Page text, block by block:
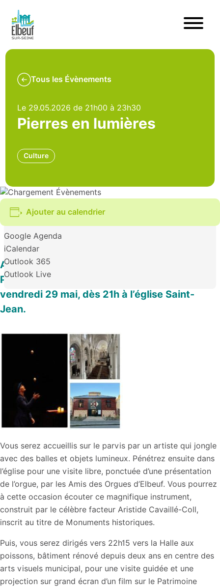
Tous les Évènements
Le 29.05.2026 de 21h00 à 23h30
Pierres en lumières
Culture
Ajouter au calendrier
Google Agenda
iCalendar
Outlook 365
Outlook Live
A l’occasion du festival normand du
Patrimoine, la Ville vous donne rendez-vous
vendredi 29 mai, dès 21h à l’église Saint-
Jean.
Vous serez accueillis sur le parvis par un artiste qui jongle
avec des balles et objets lumineux. Pénétrez ensuite dans
l’église pour une visite libre, ponctuée d’une présentation
de l’orgue, par les Amis des Orgues d’Elbeuf. Vous pourrez
à cette occasion écouter ce magnifique instrument,
construit par le célèbre facteur Aristide Cavaillé-Coll,
inscrit au titre de Monuments historiques.
Puis, vous serez dirigés vers 22h15 vers la Halle aux
poissons, bâtiment rénové depuis deux ans en centre des
arts visuels municipal, pour une visite guidée et une
projection sur grand écran d’un film sur le Patrimoine